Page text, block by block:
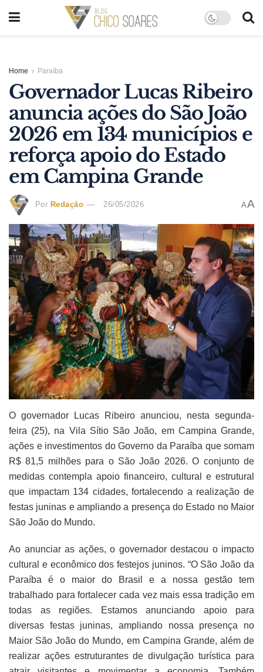
Home Paraíba
Governador Lucas Ribeiro
anuncia ações do São João
2026 em 134 municípios e
reforça apoio do Estado
em Campina Grande
Por Redação 26/05/2026 AA
O governador Lucas Ribeiro anunciou, nesta segunda-
feira (25), na Vila Sítio São João, em Campina Grande,
ações e investimentos do Governo da Paraíba que somam
R$ 81,5 milhões para o São João 2026. O conjunto de
medidas contempla apoio financeiro, cultural e estrutural
que impactam 134 cidades, fortalecendo a realização de
festas juninas e ampliando a presença do Estado no Maior
São João do Mundo.
Ao anunciar as ações, o governador destacou o impacto
cultural e econômico dos festejos juninos. “O São João da
Paraíba é o maior do Brasil e a nossa gestão tem
trabalhado para fortalecer cada vez mais essa tradição em
todas as regiões. Estamos anunciando apoio para
diversas festas juninas, ampliando nossa presença no
Maior São João do Mundo, em Campina Grande, além de
realizar ações estruturantes de divulgação turística para